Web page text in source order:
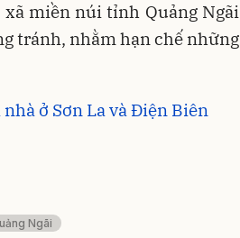
xã miền núi tỉnh Quảng Ngãi
tránh, nhằm hạn chế những
ở Sơn La và Điện Biên
Ngãi